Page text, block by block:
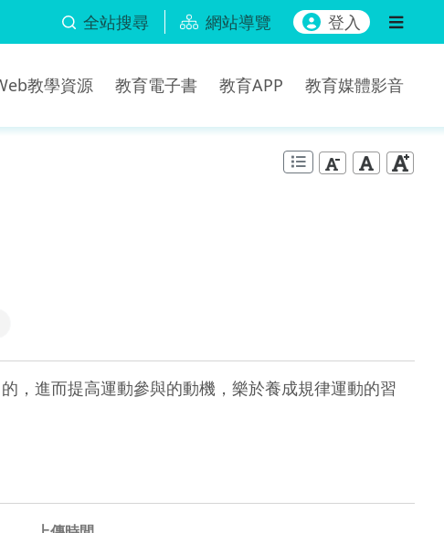
全站搜尋 網站導覽 登入
教學資源 教育電子書 教育APP 教育媒體影音
，進而提高運動參與的動機，樂於養成規律運動的習